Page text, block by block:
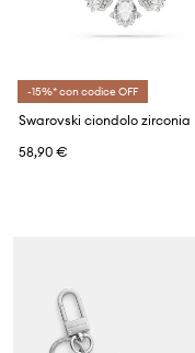
-15%* con codice OFF
58,90 €